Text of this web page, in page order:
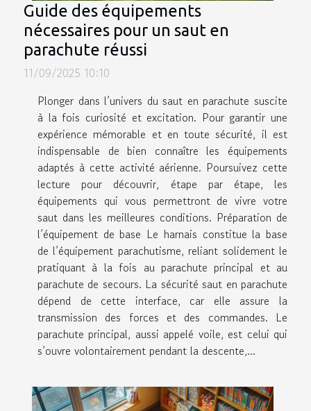
Guide des équipements
nécessaires pour un saut en
parachute réussi
11/09/2025 10:10
Plonger dans l’univers du saut en parachute suscite
à la fois curiosité et excitation. Pour garantir une
expérience mémorable et en toute sécurité, il est
indispensable de bien connaître les équipements
adaptés à cette activité aérienne. Poursuivez cette
lecture pour découvrir, étape par étape, les
équipements qui vous permettront de vivre votre
saut dans les meilleures conditions. Préparation de
l’équipement de base Le harnais constitue la base
de l’équipement parachutisme, reliant solidement le
pratiquant à la fois au parachute principal et au
parachute de secours. La sécurité saut en parachute
dépend de cette interface, car elle assure la
transmission des forces et des commandes. Le
parachute principal, aussi appelé voile, est celui qui
s’ouvre volontairement pendant la descente,...